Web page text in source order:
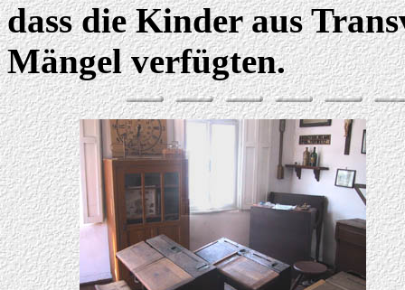
dass die Kinder aus
Mängel verfügten.